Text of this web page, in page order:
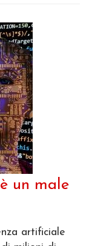
un male
artificiale